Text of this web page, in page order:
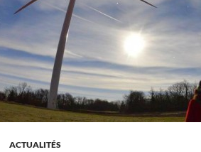
ACTUALITÉS